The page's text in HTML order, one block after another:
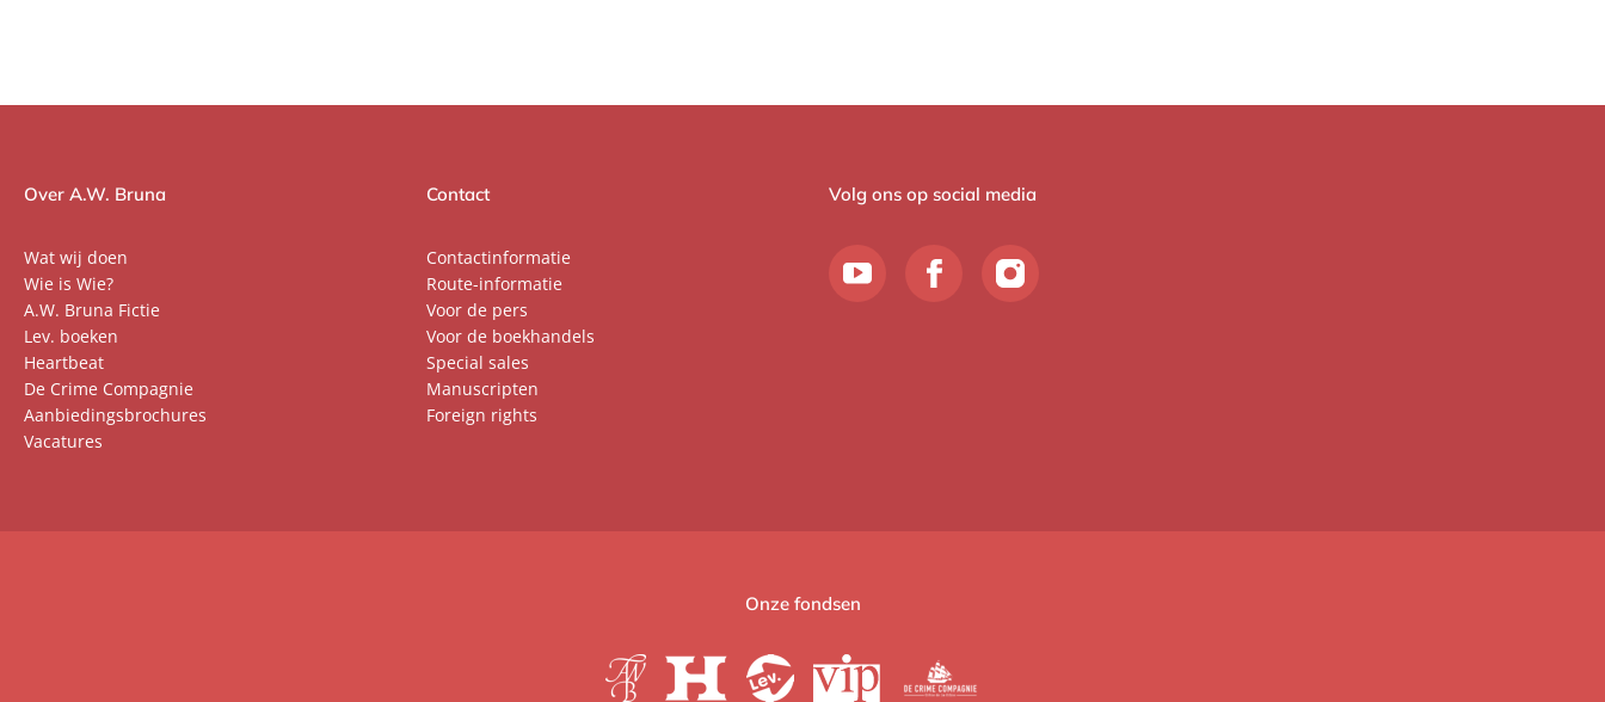
Over A.W. Bruna
Wat wij doen
Wie is Wie?
A.W. Bruna Fictie
Lev. boeken
Heartbeat
De Crime Compagnie
Aanbiedingsbrochures
Vacatures
Contact
Contactinformatie
Route-informatie
Voor de pers
Voor de boekhandels
Special sales
Manuscripten
Foreign rights
Volg ons op social media
Onze fondsen